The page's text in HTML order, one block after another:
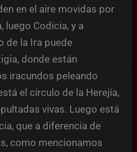
en el aire movidas por
luego Codicia, y a
de la Ira puede
donde están
iracundos peleando
el círculo de la Herejía,
vivas. Luego está
que a diferencia de
como mencionamos